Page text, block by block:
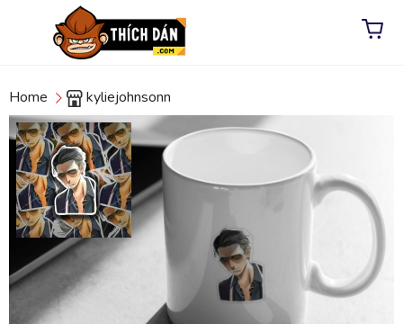
Home kyliejohnsonn